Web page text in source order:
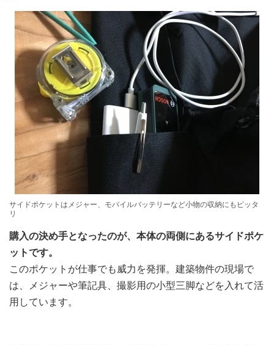
サイドポケットはメジャー、モバイルバッテリーなど小物の収納にもピッタ
リ
購入の決め手となったのが、本体の両側にあるサイドポケ
ットです。
このポケットが仕事でも威力を発揮。建築物件の現場で
は、メジャーや筆記具、撮影用の小型三脚などを入れて活
用しています。